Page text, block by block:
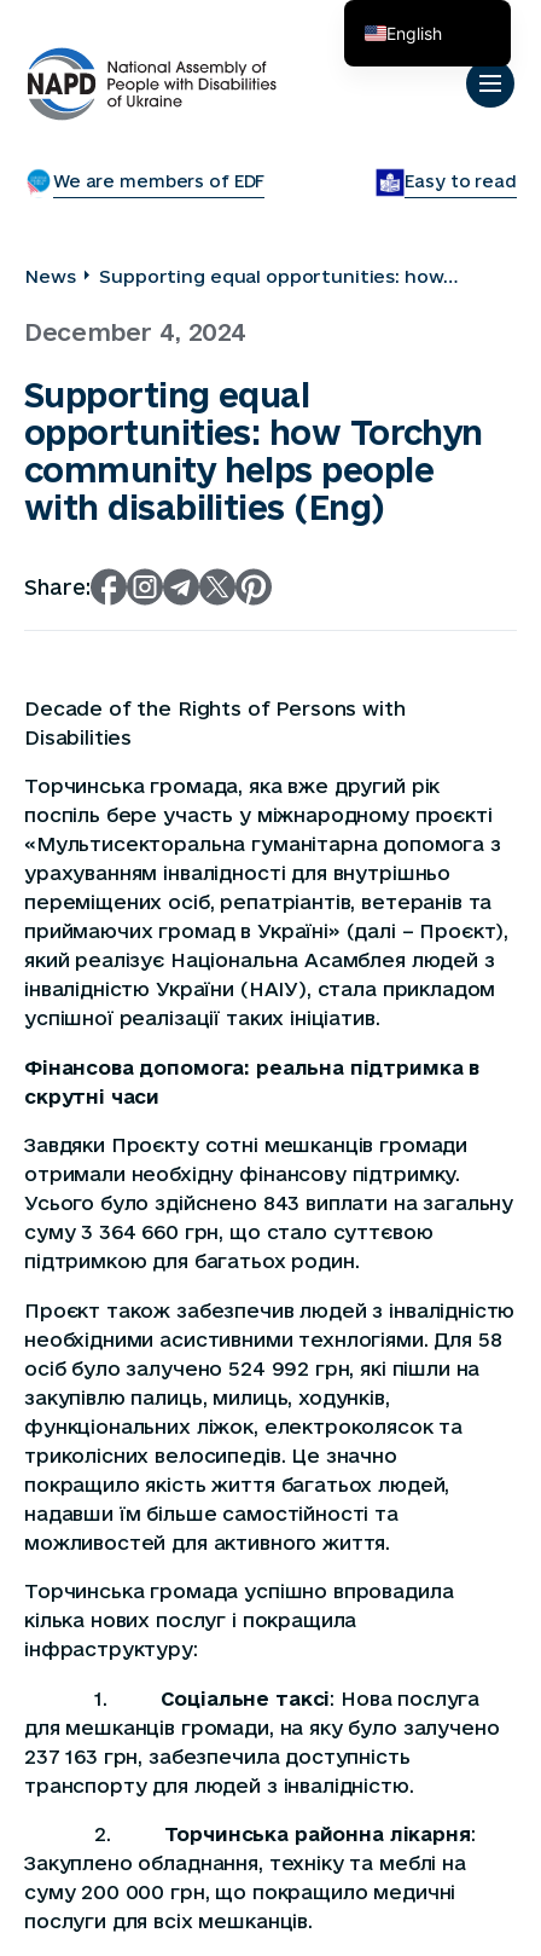
We are members of EDF Easy to read
News
Supporting equal opportunities: how
disabilities (Eng)
December 4, 2024
Supporting equal
opportunities: how Torchyn
community helps people
with disabilities (Eng)
Share:
Decade of the Rights of Persons with
Disabilities
Торчинська громада, яка вже другий рік
поспіль бере участь у міжнародному проєкті
«Мультисекторальна гуманітарна допомога з
урахуванням інвалідності для внутрішньо
переміщених осіб, репатріантів, ветеранів та
приймаючих громад в Україні» (далі – Проєкт),
який реалізує Національна Асамблея людей з
інвалідністю України (НАІУ), стала прикладом
успішної реалізації таких ініціатив.
Фінансова допомога: реальна підтримка в
скрутні часи
Завдяки Проєкту сотні мешканців громади
отримали необхідну фінансову підтримку.
Усього було здійснено 843 виплати на загальну
суму 3 364 660 грн, що стало суттєвою
підтримкою для багатьох родин.
Проєкт також забезпечив людей з інвалідністю
необхідними асистивними технлогіями. Для 58
осіб було залучено 524 992 грн, які пішли на
закупівлю палиць, милиць, ходунків,
функціональних ліжок, електроколясок та
триколісних велосипедів. Це значно
покращило якість життя багатьох людей,
надавши їм більше самостійності та
можливостей для активного життя.
Торчинська громада успішно впровадила
кілька нових послуг і покращила
інфраструктуру:
1. Соціальне таксі: Нова послуга
для мешканців громади, на яку було залучено
237 163 грн, забезпечила доступність
транспорту для людей з інвалідністю.
2. Торчинська районна лікарня:
Закуплено обладнання, техніку та меблі на
суму 200 000 грн, що покращило медичні
послуги для всіх мешканців.
English
Українська